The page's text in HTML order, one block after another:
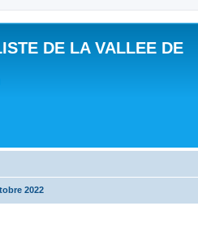
DE LA VALLEE DE
2022